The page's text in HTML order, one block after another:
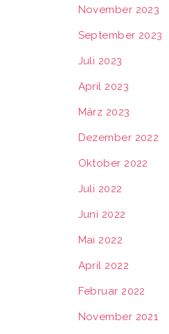
November 2023
September 2023
Juli 2023
April 2023
März 2023
Dezember 2022
Oktober 2022
Juli 2022
Juni 2022
Mai 2022
April 2022
Februar 2022
November 2021